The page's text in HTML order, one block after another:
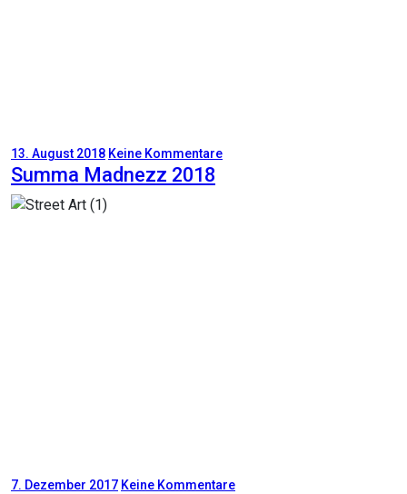
13. August 2018 Keine Kommentare
Summa Madnezz 2018
7. Dezember 2017 Keine Kommentare